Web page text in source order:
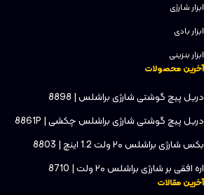
ابزار شارژی
ابزار بادی
ابزار بنزینی
آخرین محصولات
دریل پیچ گوشتی شارژی براشلس | 8898
دریل پیچ گوشتی شارژی براشلس چکشی | 8861P
بکس شارژی براشلس ۲۰ ولت 1.2 اینچ | 8803
اره افقی بر شارژی براشلس ۲۰ ولت | 8710
آخرین مقالات